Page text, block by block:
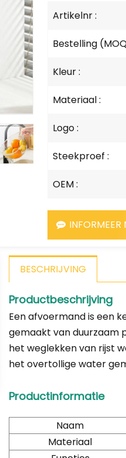
Artikelnr :
Bestelling
Kleur :
Materiaal :
Logo :
Steekproef :
OEM :
INFORMEER
BESCHRIJVING
Productbeschrijving
Een afvoermand is een
gemaakt van duurzaam
het weglekken van rijst
het overtollige water
Productinformatie
Naam
Materiaal